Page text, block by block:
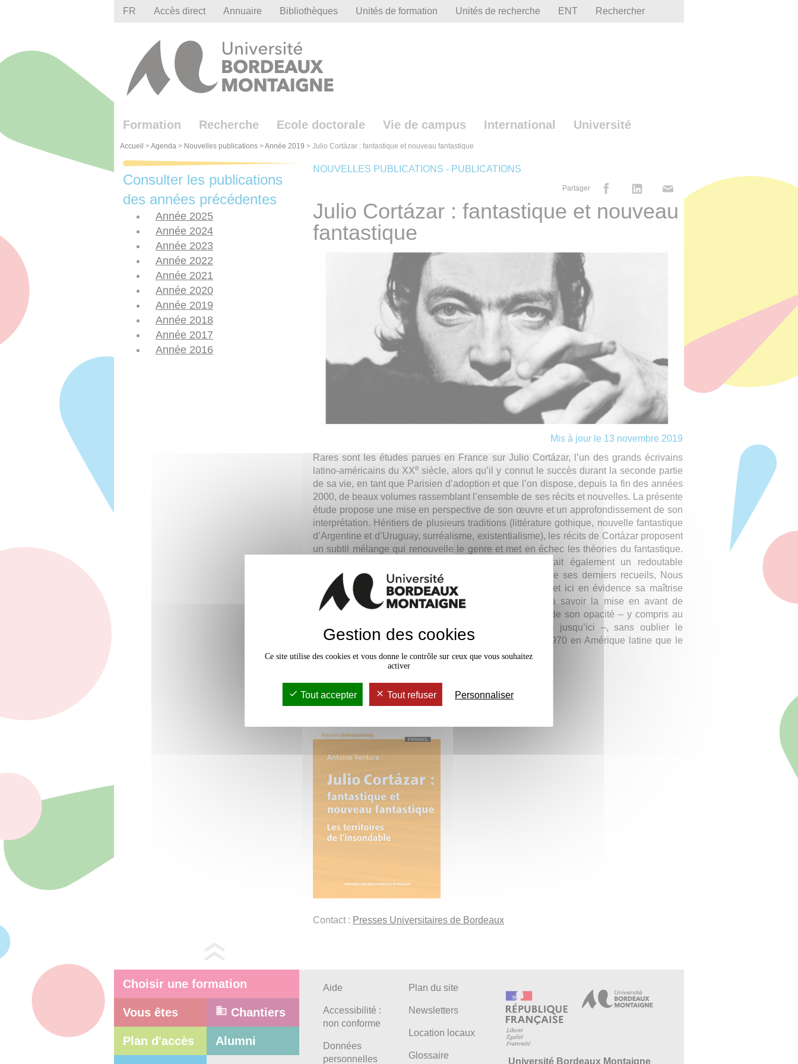
FR Accès direct Annuaire Bibliothèques Unités de formation Unités de recherche ENT Rechercher
Formation Recherche Ecole doctorale Vie de campus International Université
Accueil >Agenda > Nouvelles publications >Année 2019 > Julio Cortázar : fantastique et nouveau fantastique
NOUVELLES PUBLICATIONS - PUBLICATIONS
Partager
Julio Cortázar : fantastique et nouveau
fantastique
Mis à jour le 13 novembre 2019
Rares sont les études parues en France sur Julio Cortázar, l’un des grands écrivains
latino-américains du XXe siècle, alors qu’il y connut le succès durant la seconde partie
de sa vie, en tant que Parisien d’adoption et que l’on dispose, depuis la fin des années
2000, de beaux volumes rassemblant l’ensemble de ses récits et nouvelles. La présente
étude propose une mise en perspective de son œuvre et un approfondissement de son
interprétation. Héritiers de plusieurs traditions (littérature gothique, nouvelle fantastique
d’Argentine et d’Uruguay, surréalisme, existentialisme), les récits de Cortázar proposent
un subtil mélange qui renouvelle le genre et met en échec les théories du fantastique.
Sa culture littéraire, hispanique et anglophone, en fait également un redoutable
nouvelliste. En prenant principalement appui sur l’un de ses derniers recueils, Nous
l’aimons tant, Glenda (1980), l’étude de son écriture met ici en évidence sa maîtrise
des genres mais aussi ce qui demeure sous-jacent, à savoir la mise en avant de
l’insondable du monde et du moi, de la subjectivité et de son opacité – y compris au
travers d’un discours du désir amoureux, peu étudié jusqu’ici –, sans oublier le
questionnement sur le contexte politique des années 1970 en Amérique latine que le
traitement fantastique rend paradoxalement énigmatique.
398 pages
24 euros
Contact : Presses Universitaires de Bordeaux
Consulter les publications
des années précédentes
Année 2025
Année 2024
Année 2023
Année 2022
Année 2021
Année 2020
Année 2019
Année 2018
Année 2017
Année 2016
Choisir une formation
Vous êtes Chantiers
Plan d'accès Alumni
Aide
Accessibilité :
non conforme
Données
personnelles
Plan du site
Newsletters
Location locaux
Glossaire
Université Bordeaux Montaigne
Gestion des cookies
Ce site utilise des cookies et vous donne le contrôle sur ceux que vous souhaitez
activer
Tout accepter Tout refuser Personnaliser